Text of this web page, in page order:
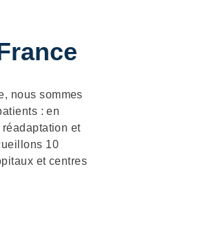
nous sommes
: en
et
10
et centres